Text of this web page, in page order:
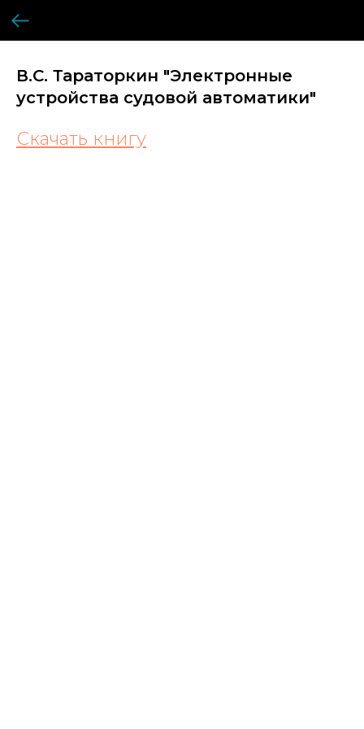
В.С. Тараторкин "Электронные
устройства судовой автоматики"
Скачать книгу